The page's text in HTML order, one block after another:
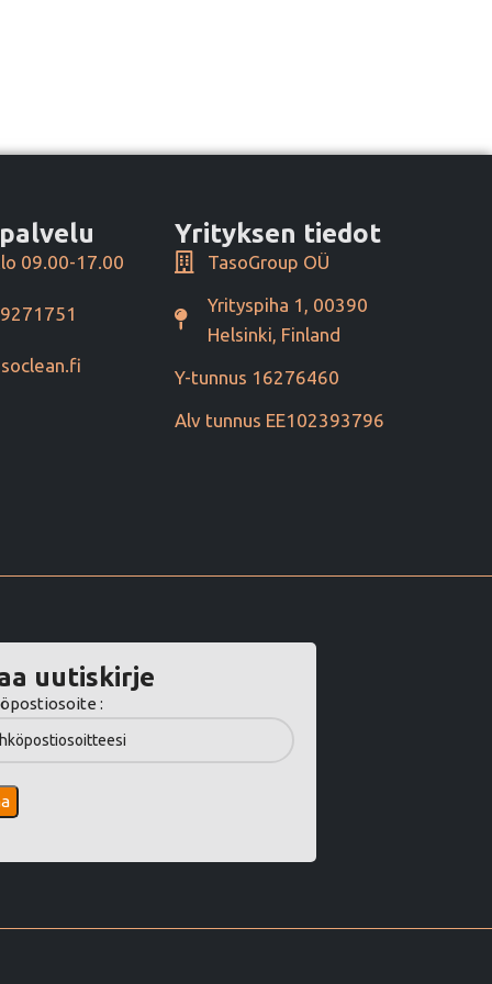
09.00-17.00
Yrityksen tiedot
TasoGroup OÜ
Yrityspiha 1, 00390
Helsinki, Finland
Y-tunnus 16276460
Alv tunnus EE102393796
uutiskirje
: